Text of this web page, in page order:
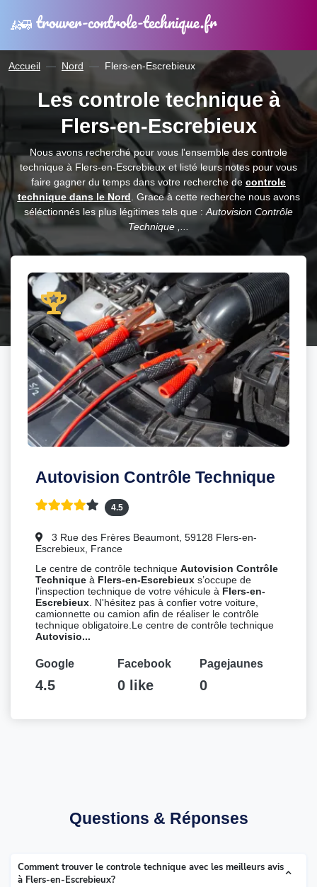
trouver-controle-technique.fr
Accueil Nord Flers-en-Escrebieux
Les controle technique à
Flers-en-Escrebieux
Nous avons recherché pour vous l'ensemble des controle
technique à Flers-en-Escrebieux et listé leurs notes pour vous
faire gagner du temps dans votre recherche de controle
technique dans le Nord . Grace à cette recherche nous avons
séléctionnés les plus légitimes tels que : Autovision Contrôle
Technique ,...
Autovision Contrôle Technique
4.5
3 Rue des Frères Beaumont, 59128 Flers-en-
Escrebieux, France
Le centre de contrôle techniqueAutovision Contrôle
Technique à Flers-en-Escrebieux s’occupe de
l'inspection technique de votre véhicule à Flers-en-
Escrebieux . N'hésitez pas à confier votre voiture,
camionnette ou camion afin de réaliser le contrôle
technique obligatoire.Le centre de contrôle technique
Autovisio...
Google
4.5
Facebook
0 like
Pagejaunes
0
Questions & Réponses
Comment trouver le controle technique avec les meilleurs avis
à Flers-en-Escrebieux?